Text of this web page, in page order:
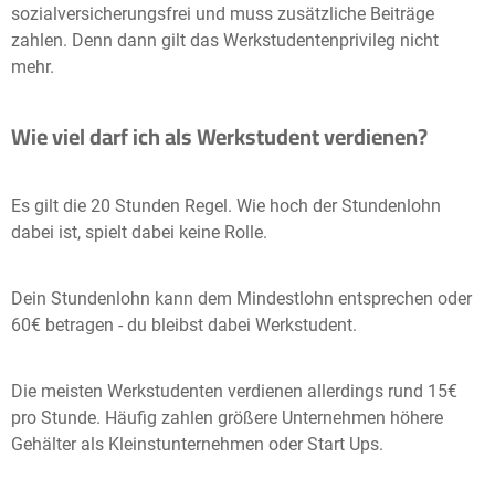
sozialversicherungsfrei und muss zusätzliche Beiträge
zahlen. Denn dann gilt das Werkstudentenprivileg nicht
mehr.
Wie viel darf ich als Werkstudent verdienen?
Es gilt die 20 Stunden Regel. Wie hoch der Stundenlohn
dabei ist, spielt dabei keine Rolle.
Dein Stundenlohn kann dem Mindestlohn entsprechen oder
60€ betragen - du bleibst dabei Werkstudent.
Die meisten Werkstudenten verdienen allerdings rund 15€
pro Stunde. Häufig zahlen größere Unternehmen höhere
Gehälter als Kleinstunternehmen oder Start Ups.